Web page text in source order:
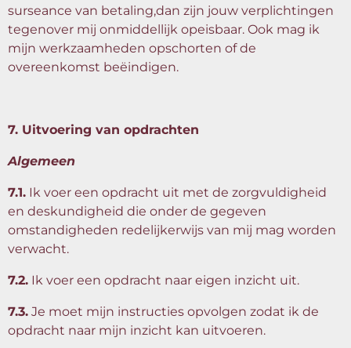
surseance van betaling,dan zijn jouw verplichtingen
tegenover mij onmiddellijk opeisbaar. Ook mag ik
mijn werkzaamheden opschorten of de
overeenkomst beëindigen.
7. Uitvoering van opdrachten
Algemeen
7.1. Ik voer een opdracht uit met de zorgvuldigheid
en deskundigheid die onder de gegeven
omstandigheden redelijkerwijs van mij mag worden
verwacht.
7.2. Ik voer een opdracht naar eigen inzicht uit.
7.3. Je moet mijn instructies opvolgen zodat ik de
opdracht naar mijn inzicht kan uitvoeren.